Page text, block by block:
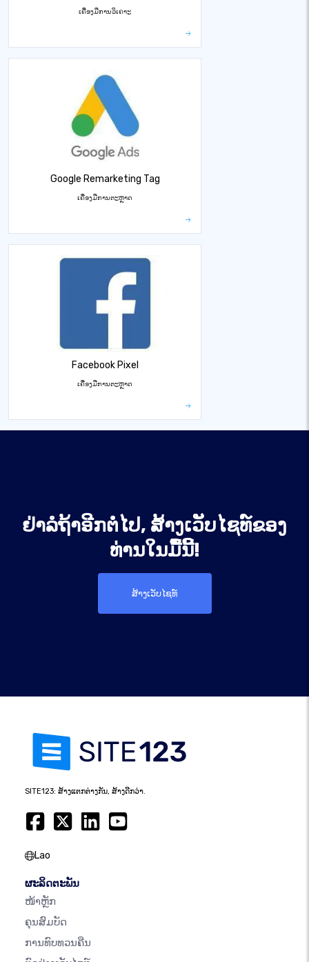
ເຄື່ອງມືການວິເຄາະ
Google Remarketing Tag
ເຄື່ອງມືການຕະຫຼາດ
Facebook Pixel
ເຄື່ອງມືການຕະຫຼາດ
ຢ່າລໍຖ້າອີກຕໍ່ໄປ, ສ້າງເວັບໄຊທ໌ຂອງ
ທ່ານໃນມື້ນີ້!
ສ້າງເວັບໄຊທ໌
SITE123: ສ້າງແຕກຕ່າງກັນ, ສ້າງດີກວ່າ.
Lao
ຜະລິດຕະພັນ
ໜ້າຫຼັກ
ຄຸນສົມບັດ
ການທົບທວນຄືນ